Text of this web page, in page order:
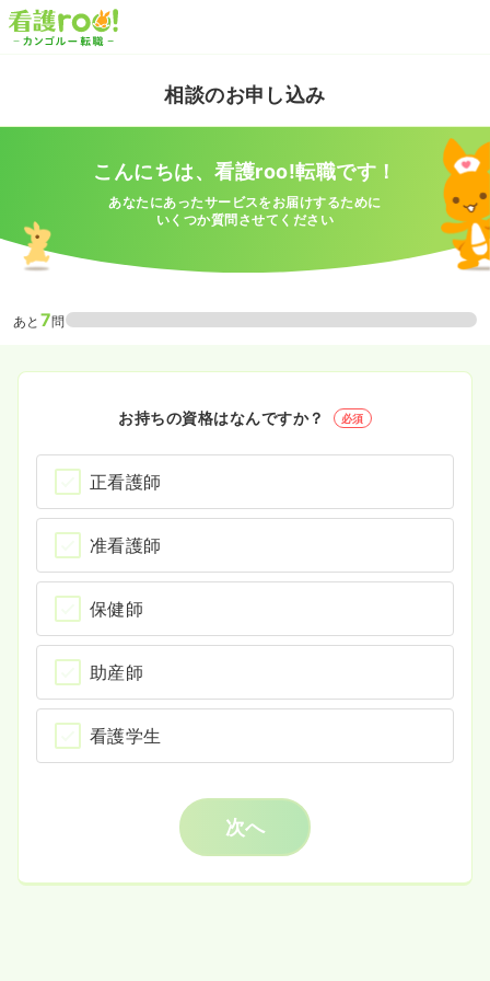
相談のお申し込み
こんにちは、看護roo!転職です！
あなたにあったサービスをお届けするために
いくつか質問させてください
あと 7問
お持ちの資格はなんですか？ 必須
正看護師
准看護師
保健師
助産師
看護学生
次へ